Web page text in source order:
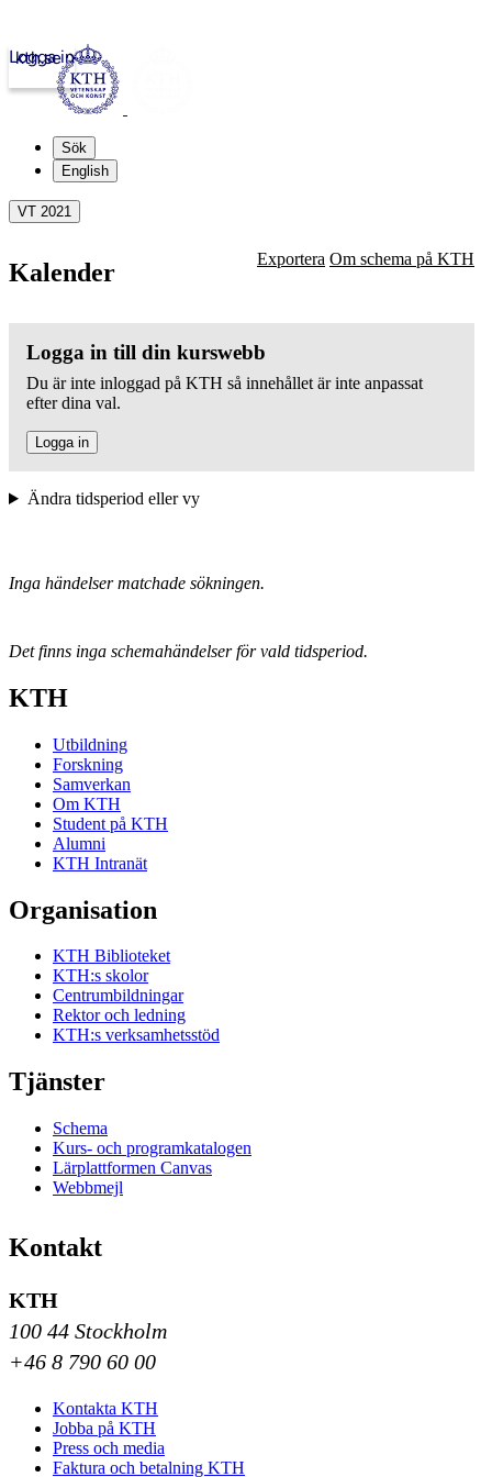
kth.se
Logga in
Sök
English
VT 2021
Kalender Exportera Om schema på KTH
Logga in till din kurswebb
Du är inte inloggad på KTH så innehållet är inte anpassat
efter dina val.
Logga in
Ändra tidsperiod eller vy
Inga händelser matchade sökningen.
Det finns inga schemahändelser för vald tidsperiod.
KTH
Utbildning
Forskning
Samverkan
Om KTH
Student på KTH
Alumni
KTH Intranät
Organisation
KTH Biblioteket
KTH:s skolor
Centrumbildningar
Rektor och ledning
KTH:s verksamhetsstöd
Tjänster
Schema
Kurs- och programkatalogen
Lärplattformen Canvas
Webbmejl
Kontakt
KTH
100 44 Stockholm
+46 8 790 60 00
Kontakta KTH
Jobba på KTH
Press och media
Faktura och betalning KTH